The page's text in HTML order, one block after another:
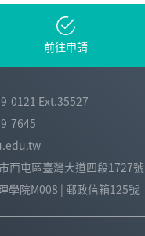
前往申請
0121 Ext.35527
7645
西屯區臺灣大道四段1727號
學院M008 | 郵政信箱125號